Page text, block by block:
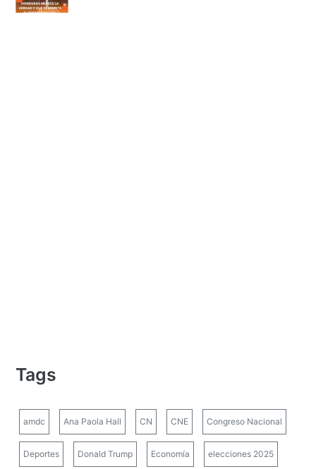
Tags
amdc Ana Paola Hall CN CNE Congreso Nacional
Deportes Donald Trump Economía elecciones 2025